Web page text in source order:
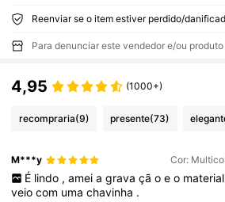
Para denunciar este vendedor e/ou produto
4,95 (1000+)
recompraria(9) presente(73)
M***y Cor:
É lindo , amei a grava çã o e o material
veiocom umachavinha .